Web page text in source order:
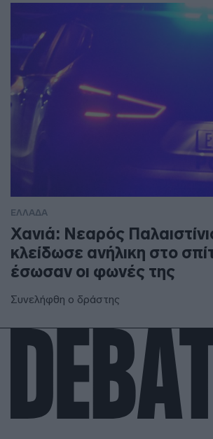
ΕΛΛΑΔΑ
Χανιά: Νεαρός
κλείδωσε ανήλικη στο
έσωσαν οι φωνές της
Συνελήφθη ο δράστης